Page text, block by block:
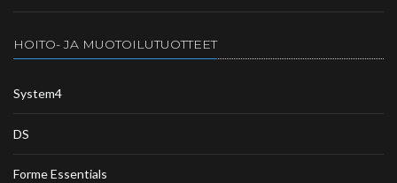
HOITO- JA MUOTOILUTUOTTEET
System4
DS
Forme Essentials